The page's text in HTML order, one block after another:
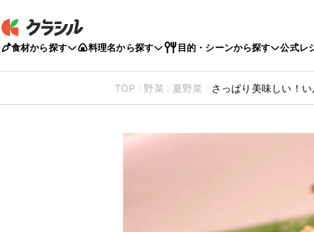
食材から探す 料理名から探す 目的・シーンから探す 公式レ
TOP 野菜 夏野菜 さっぱり美味しい！